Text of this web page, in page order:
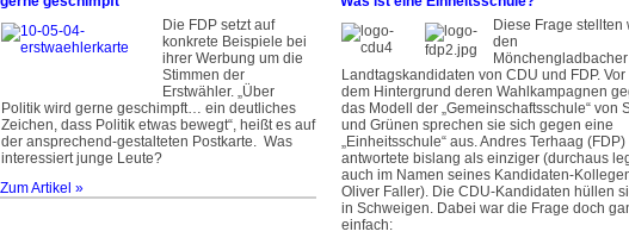
Die FDP setzt auf
konkrete Beispiele bei
ihrer Werbung um die
Stimmen der
Erstwähler. „Über
Politik wird gerne geschimpft… ein deutliches
Zeichen, dass Politik etwas bewegt“, heißt es auf
der ansprechend-gestalteten Postkarte. Was
interessiert junge Leute?
Zum Artikel »
Diese Frage stellten
den
Mönchengladbacher
Landtagskandidaten von CDU und FDP. Vor
dem Hintergrund deren Wahlkampagnen
das Modell der „Gemeinschaftsschule“ von
und Grünen sprechen sie sich gegen eine
„Einheitsschule“ aus. Andres Terhaag (FDP)
antwortete bislang als einziger (durchaus
auch im Namen seines Kandidaten-
Oliver Faller). Die CDU-Kandidaten hüllen
in Schweigen. Dabei war die Frage doch
einfach: